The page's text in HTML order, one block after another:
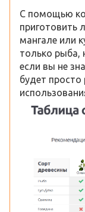
С помощью
мангале или
только рыба,
если вы не
будет просто